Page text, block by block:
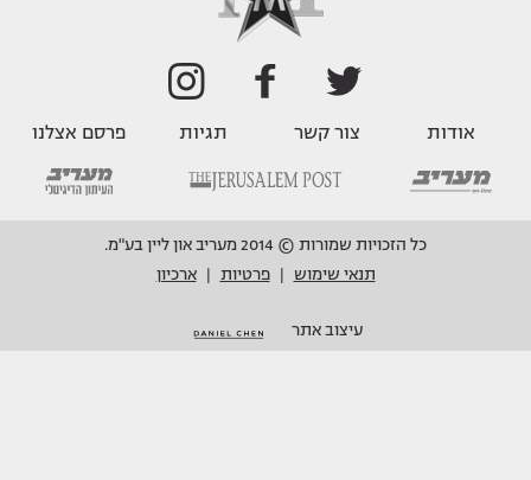
אודות צור קשר תגיות פרסם אצלנו
כל הזכויות שמורות © 2014 מעריב און ליין בע"מ.
תנאי שימוש
פרטיות ארכיון
עיצוב אתר